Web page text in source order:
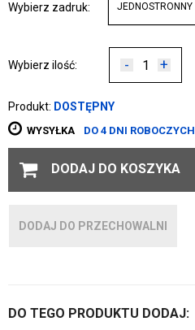
Wybierz zadruk: JEDNOSTRONNY
Wybierz ilość: - +
Produkt: DOSTĘPNY
WYSYŁKA DO 4 DNI ROBOCZYCH
DODAJ DO KOSZYKA
DODAJ DO PRZECHOWALNI
DO TEGO PRODUKTU DODAJ: